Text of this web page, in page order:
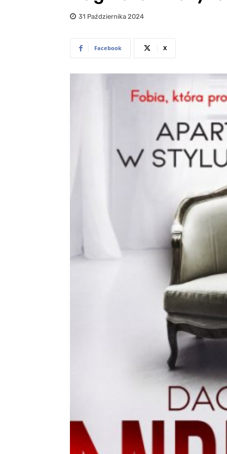
31 Października 2024
Facebook X